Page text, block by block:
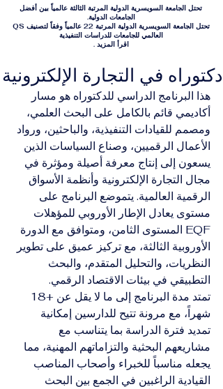
تحتل الجامعة السويسرية الدولية المرتبة الثالثة عالمياً بين أفضل
الجامعات الدولية.
تحتل الجامعة السويسرية الدولية المرتبة 22 عالمياً وفقاً لتصنيف QS
العالمي للجامعات للدراسات التنفيذية
اقرأ المزيد .
دكتوراه في التجارة الإلكترونية
هذا البرنامج الدراسي للدكتوراه هو مسار
أكاديمي قائم بالكامل على البحث العلمي،
ومصمم للقيادات التنفيذية، والباحثين، ورواد
الأعمال الرقميين، وصناع السياسات الذين
يسعون إلى إنتاج معرفة أصيلة ومؤثرة في
مجال التجارة الإلكترونية وأنظمة الأسواق
الرقمية العالمية. يتموضع البرنامج على
مستوى يعادل الإطار الأوروبي للمؤهلات
EQF المستوى الثامن، ومتوافق مع الدورة
الأوروبية الثالثة، مع تركيز عميق على تطوير
النظريات، والتحليل المتقدم، والبحث
التطبيقي في بيئات الاقتصاد الرقمي.
شهراً، مع مرونة تتيح للدارسين إمكانية
تمديد فترة الدراسة بما يتناسب مع
مشاريعهم البحثية والتزاماتهم المهنية، مما
يجعله مناسباً للخبراء وأصحاب المناصب
القيادية الراغبين في الجمع بين البحث